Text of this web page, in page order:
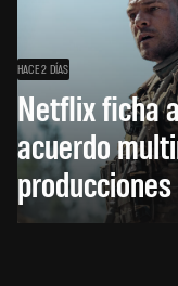
HACE 2 DÍAS
Netflix ficha
acuerdo
producciones